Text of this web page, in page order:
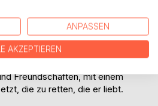
dramatisch, mitreißend,
Freundschaften, mit einem
die zu retten, die er liebt.
ANPASSEN
AKZEPTIEREN